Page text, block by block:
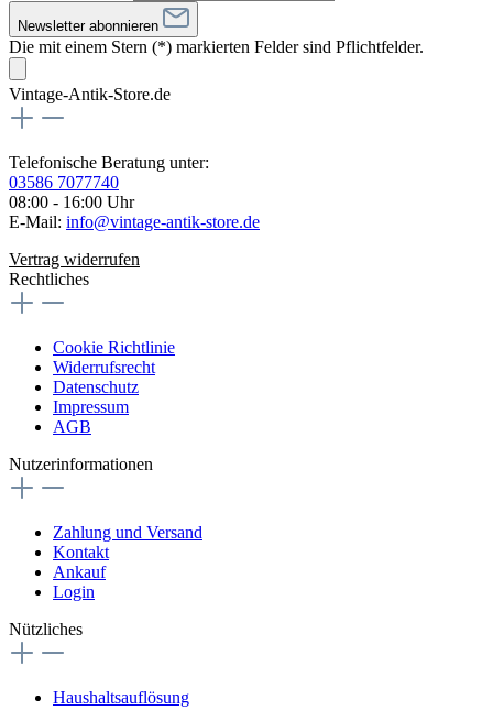
Newsletter abonnieren
Die mit einem Stern (*) markierten Felder sind Pflichtfelder.
Vintage-Antik-Store.de
Telefonische Beratung unter:
03586 7077740
08:00 - 16:00 Uhr
E-Mail: info@vintage-antik-store.de
Vertrag widerrufen
Rechtliches
Cookie Richtlinie
Widerrufsrecht
Datenschutz
Impressum
AGB
Nutzerinformationen
Zahlung und Versand
Kontakt
Ankauf
Login
Nützliches
Haushaltsauflösung